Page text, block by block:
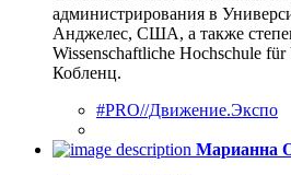
администрирования в
Анджелес, США, а также
Wissenschaftliche Hochschule
Кобленц.
#PRO//Движение.Экспо
Марианна